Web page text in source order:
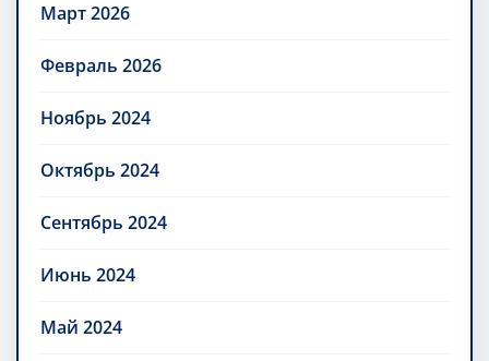
Март 2026
Февраль 2026
Ноябрь 2024
Октябрь 2024
Сентябрь 2024
Июнь 2024
Май 2024